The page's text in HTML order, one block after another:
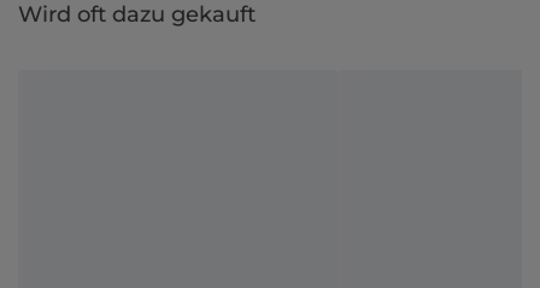
Wird oft dazu gekauft